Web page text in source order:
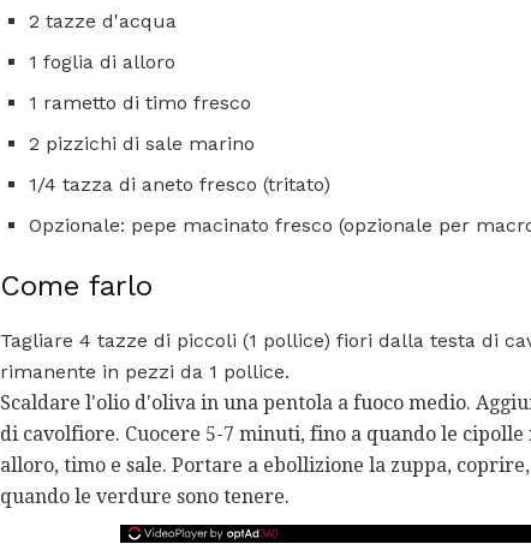
2 tazze d'acqua
1 foglia di alloro
1 rametto di timo fresco
2 pizzichi di sale marino
1/4 tazza di aneto fresco (tritato)
Opzionale: pepe macinato fresco (opzionale per
Come farlo
Tagliare 4 tazze di piccoli (1 pollice) fiori dalla testa di
rimanente in pezzi da 1 pollice.
Scaldare l'olio d'oliva in una pentola a fuoco medio.
di cavolfiore. Cuocere 5-7 minuti, fino a quando le
alloro, timo e sale. Portare a ebollizione la zuppa,
quando le verdure sono tenere.